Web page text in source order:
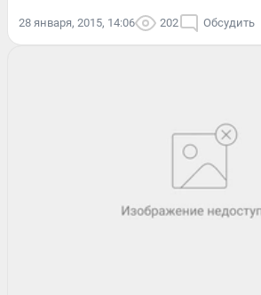
28 января, 2015, 14:06 202 Обсудить